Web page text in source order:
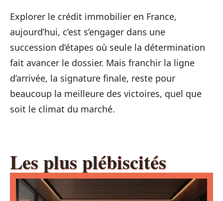
Explorer le crédit immobilier en France,
aujourd’hui, c’est s’engager dans une
succession d’étapes où seule la détermination
fait avancer le dossier. Mais franchir la ligne
d’arrivée, la signature finale, reste pour
beaucoup la meilleure des victoires, quel que
soit le climat du marché.
Les plus plébiscités